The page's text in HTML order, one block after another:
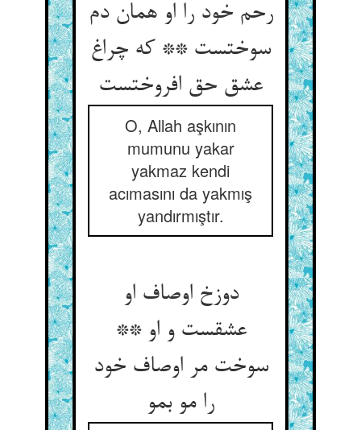
رحم خود را او همان دم
سوختست ** که چراغ
عشق حق افروختست
O, Allah aşkının
mumunu yakar
yakmaz kendi
acımasını da yakmış
yandırmıştır.
دوزخ اوصاف او
عشقست و او **
سوخت مر اوصاف خود
را مو بمو